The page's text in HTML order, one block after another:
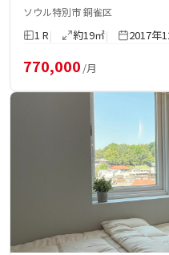
ソウル特別市 銅雀区
1 R 約19㎡ 2017年
770,000 /月